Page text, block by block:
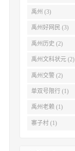
禹州 (3)
禹州好网民 (3)
禹州历史 (2)
禹州文科状元 (2)
禹州交警 (2)
单双号限行 (1)
禹州老赖 (1)
寨子村 (1)